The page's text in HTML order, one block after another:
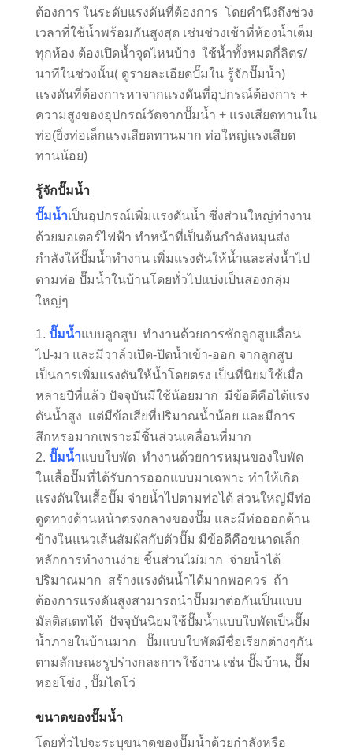
ต้องการ ในระดับแรงดันที่ต้องการ โดยคำนึงถึงช่วง
เวลาที่ใช้น้ำพร้อมกันสูงสุด เช่นช่วงเช้าที่ห้องน้ำเต็ม
ทุกห้อง ต้องเปิดน้ำจุดไหนบ้าง ใช้น้ำทั้งหมดกี่ลิตร/
นาทีในช่วงนั้น( ดูรายละเอียดปั๊มใน รู้จักปั๊มน้ำ)
แรงดันที่ต้องการหาจากแรงดันที่อุปกรณ์ต้องการ +
ความสูงของอุปกรณ์วัดจากปั๊มน้ำ + แรงเสียดทานใน
ท่อ(ยิ่งท่อเล็กแรงเสียดทานมาก ท่อใหญ่แรงเสียด
ทานน้อย)
รู้จักปั๊มน้ำ
ปั๊มน้ำเป็นอุปกรณ์เพิ่มแรงดันน้ำ ซึ่งส่วนใหญ่ทำงาน
ด้วยมอเตอร์ไฟฟ้า ทำหน้าที่เป็นต้นกำลังหมุนส่ง
กำลังให้ปั๊มน้ำทำงาน เพิ่มแรงดันให้น้ำและส่งน้ำไป
ตามท่อ ปั๊มน้ำในบ้านโดยทั่วไปแบ่งเป็นสองกลุ่ม
ใหญ่ๆ
ปั๊มน้ำแบบลูกสูบ ทำงานด้วยการชักลูกสูบเลื่อน
ไป-มา และมีวาล์วเปิด-ปิดน้ำเข้า-ออก จากลูกสูบ
เป็นการเพิ่มแรงดันให้น้ำโดยตรง เป็นที่นิยมใช้เมื่อ
หลายปีที่แล้ว ปัจจุบันมีใช้น้อยมาก มีข้อดีคือได้แรง
ดันน้ำสูง แต่มีข้อเสียที่ปริมาณน้ำน้อย และมีการ
สึกหรอมากเพราะมีชิ้นส่วนเคลื่อนที่มาก
ปั๊มน้ำแบบใบพัด ทำงานด้วยการหมุนของใบพัด
ในเสื้อปั๊มที่ได้รับการออกแบบมาเฉพาะ ทำให้เกิด
แรงดันในเสื้อปั๊ม จ่ายน้ำไปตามท่อได้ ส่วนใหญ่มีท่อ
ดูดทางด้านหน้าตรงกลางของปั๊ม และมีท่อออกด้าน
ข้างในแนวเส้นสัมผัสกับตัวปั๊ม มีข้อดีคือขนาดเล็ก
หลักการทำงานง่าย ชิ้นส่วนไม่มาก จ่ายน้ำได้
ปริมาณมาก สร้างแรงดันน้ำได้มากพอควร ถ้า
ต้องการแรงดันสูงสามารถนำปั๊มมาต่อกันเป็นแบบ
มัลติสเตทได้ ปัจจุบันนิยมใช้ปั๊มน้ำแบบใบพัดเป็นปั๊ม
น้ำภายในบ้านมาก ปั๊มแบบใบพัดมีชื่อเรียกต่างๆกัน
ตามลักษณะรูปร่างกละการใช้งาน เช่น ปั๊มบ้าน, ปั๊ม
หอยโข่ง , ปั๊มไดโว่
ขนาดของปั๊มน้ำ
โดยทั่วไปจะระบุขนาดของปั๊มน้ำด้วยกำลังหรือ